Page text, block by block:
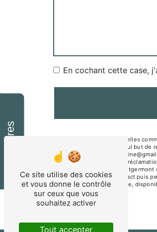
En cochant cette case,
** Les données personnelles
sous-traitants dans le seul but de
Montgermont
du droit d’introduire une
Jane Beusnel 35760
période de prise de contact puis
démarchage téléphonique,
Horaires
Ce site utilise des cookies
et vous donne le contrôle
sur ceux que vous
souhaitez activer
Tout accepter